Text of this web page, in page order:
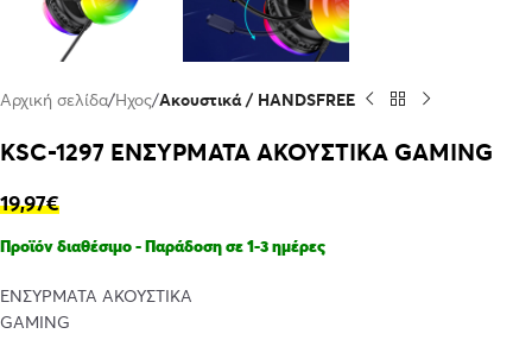
Αρχική σελίδα Ήχος Ακουστικά / HANDSFREE
KSC-1297 ΕΝΣΥΡΜΑΤΑ ΑΚΟΥΣΤΙΚΑ GAMING
19,97€
Προϊόν διαθέσιμο - Παράδοση σε 1-3 ημέρες
ΕΝΣΥΡΜΑΤΑ ΑΚΟΥΣΤΙΚΑ
GAMING